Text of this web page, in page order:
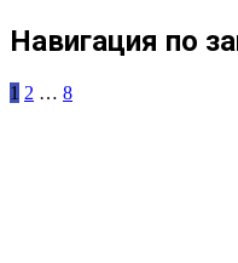
Навигация по
1 2 … 8